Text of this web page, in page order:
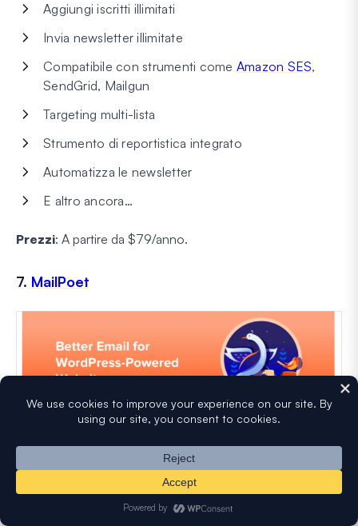
Aggiungi iscritti illimitati
Invia newsletter illimitate
Compatibile con strumenti come Amazon SES,
SendGrid, Mailgun
Targeting multi-lista
Strumento di reportistica integrato
Automatizza le newsletter
E altro ancora…
Prezzi: A partire da $79/anno.
7. MailPoet
è un popolare plugin gratuito per email e
newsletter per WordPress. Puoi creare e